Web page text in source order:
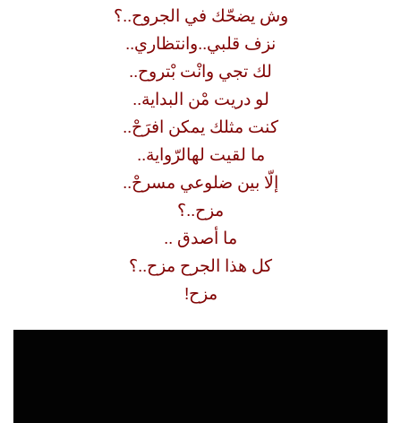
وش يضحّك في الجروح..؟
نزف قلبي..وانتظاري..
لك تجي وانْت بْتروح..
لو دريت مْن البداية..
كنت مثلك يمكن افرَحْ..
ما لقيت لهالرّواية..
إلّا بين ضلوعي مسرحْ..
مزح..؟
ما أصدق ..
كل هذا الجرح مزح..؟
مزح!